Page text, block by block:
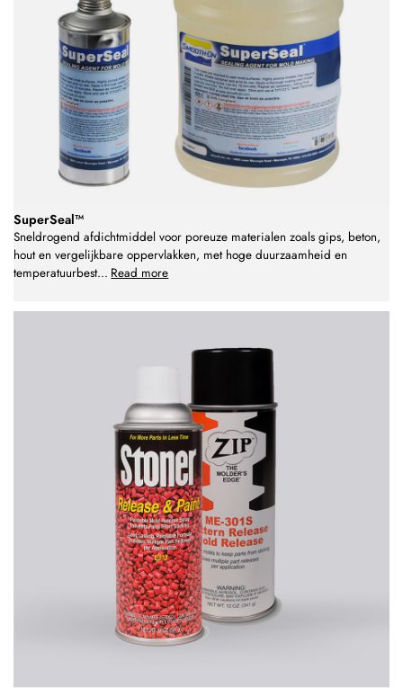
SuperSeal™
Sneldrogend afdichtmiddel voor poreuze materialen zoals gips, beton,
hout en vergelijkbare oppervlakken, met hoge duurzaamheid en
temperatuurbest... Read more